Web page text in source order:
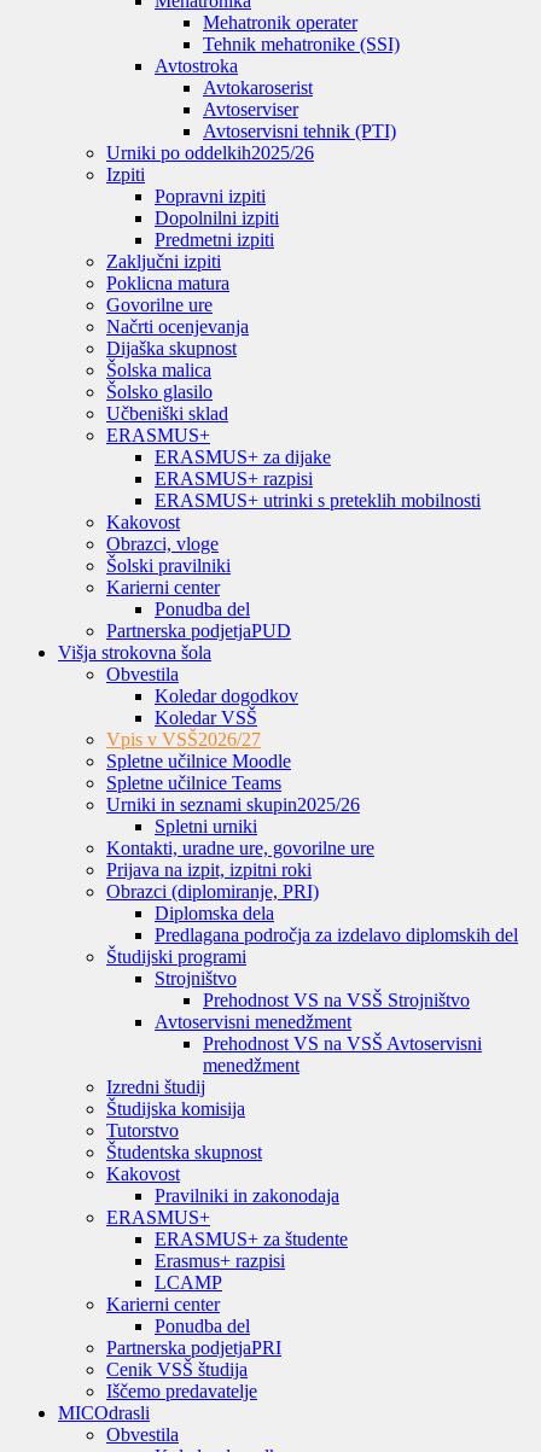
Mehatronik operater
Tehnik mehatronike (SSI)
Avtostroka
Avtokaroserist
Avtoserviser
Avtoservisni tehnik (PTI)
Urniki po oddelkih2025/26
Izpiti
Popravni izpiti
Dopolnilni izpiti
Predmetni izpiti
Zaključni izpiti
Poklicna matura
Govorilne ure
Načrti ocenjevanja
Dijaška skupnost
Šolska malica
Šolsko glasilo
Učbeniški sklad
ERASMUS+
ERASMUS+ za dijake
ERASMUS+ razpisi
ERASMUS+ utrinki s preteklih mobilnosti
Kakovost
Obrazci, vloge
Šolski pravilniki
Karierni center
Ponudba del
Partnerska podjetjaPUD
Višja strokovna šola
Obvestila
Koledar dogodkov
Koledar VSŠ
Vpis v VSŠ2026/27
Spletne učilnice Moodle
Spletne učilnice Teams
Urniki in seznami skupin2025/26
Spletni urniki
Kontakti, uradne ure, govorilne ure
Prijava na izpit, izpitni roki
Obrazci (diplomiranje, PRI)
Diplomska dela
Predlagana področja za izdelavo diplomskih del
Študijski programi
Strojništvo
Prehodnost VS na VSŠ Strojništvo
Avtoservisni menedžment
Prehodnost VS na VSŠ Avtoservisni
menedžment
Izredni študij
Študijska komisija
Tutorstvo
Študentska skupnost
Kakovost
Pravilniki in zakonodaja
ERASMUS+
ERASMUS+ za študente
Erasmus+ razpisi
LCAMP
Karierni center
Ponudba del
Partnerska podjetjaPRI
Cenik VSŠ študija
Iščemo predavatelje
MICOdrasli
Obvestila